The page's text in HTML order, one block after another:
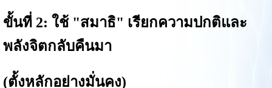
ขั้นที่ 2: ใช้ "สมาธิ" เรียกความปกติและ
พลังจิตกลับคืนมา
(ตั้งหลักอย่างมั่นคง)